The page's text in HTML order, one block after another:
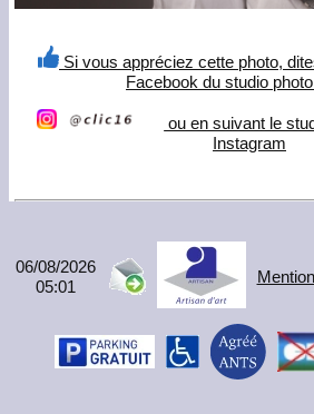
Si vous appréciez cette photo,
Facebook du studio
ou en suivant le
Instagram
06/08/2026
05:01